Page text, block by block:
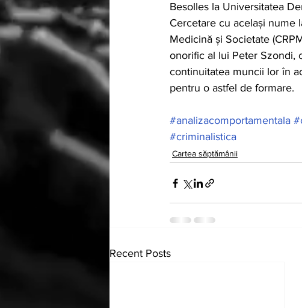
Besolles la Universitatea
Cercetare cu același nume
Medicină și Societate
onorific al lui Peter Szondi,
continuitatea muncii lor în
pentru o astfel de formare.
#analizacomportamentala
#criminalistica
Cartea săptămânii
Recent Posts